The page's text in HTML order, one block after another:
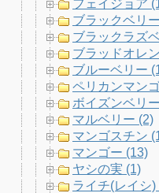
フェイジョア
ブラックベリ
ブラックラズ
ブラッドオレ
ブルーベリー
ペリカンマン
ボイズンベリ
マルベリー (2)
マンゴスチン
マンゴー (13)
ヤシの実 (1)
ライチ(レイシ)